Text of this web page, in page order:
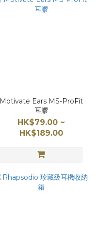
Motivate Ears MS-ProFit
耳膠
HK$79.00 ~
HK$189.00